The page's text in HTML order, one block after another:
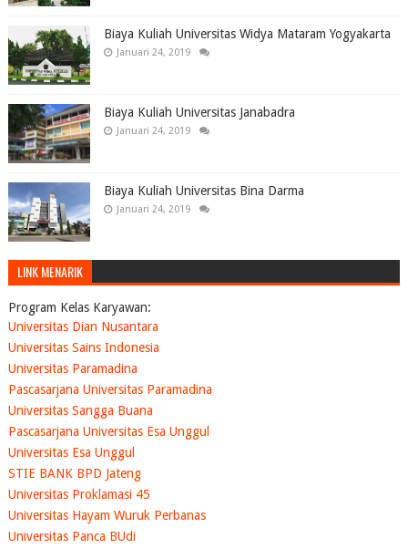
Biaya Kuliah Universitas Widya Mataram Yogyakarta
Januari 24, 2019
Biaya Kuliah Universitas Janabadra
Januari 24, 2019
Biaya Kuliah Universitas Bina Darma
Januari 24, 2019
LINK MENARIK
Program Kelas Karyawan:
Universitas Dian Nusantara
Universitas Sains Indonesia
Universitas Paramadina
Pascasarjana Universitas Paramadina
Universitas Sangga Buana
Pascasarjana Universitas Esa Unggul
Universitas Esa Unggul
STIE BANK BPD Jateng
Universitas Proklamasi 45
Universitas Hayam Wuruk Perbanas
Universitas Panca BUdi